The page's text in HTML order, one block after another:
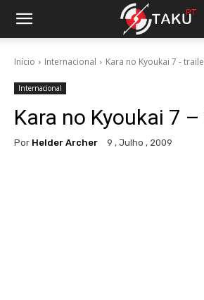
Início Internacional Kara no Kyoukai 7 -
Internacional
Kara no Kyoukai 7
Por Helder Archer 9 , Julho , 2009